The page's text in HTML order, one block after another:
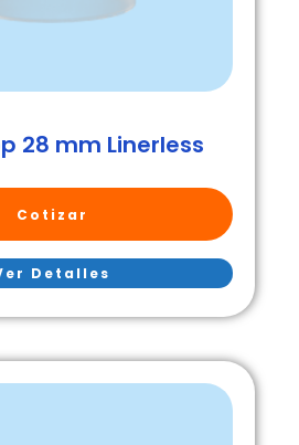
28 mm Linerless
Cotizar
Detalles